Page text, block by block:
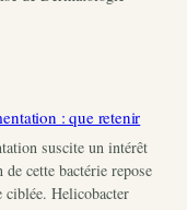
: que retenir
suscite un intérêt
cette bactérie repose
ciblée. Helicobacter